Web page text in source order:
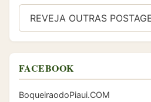
FACEBOOK
BoqueiraodoPiaui.COM